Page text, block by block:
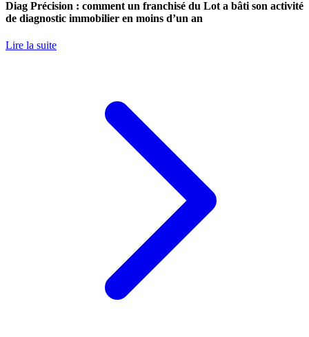
Diag Précision : comment un franchisé du Lot a bâti son activité
de diagnostic immobilier en moins d’un an
Lire la suite